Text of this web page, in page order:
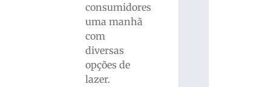
consumidores
uma manhã
com
diversas
opções de
lazer.